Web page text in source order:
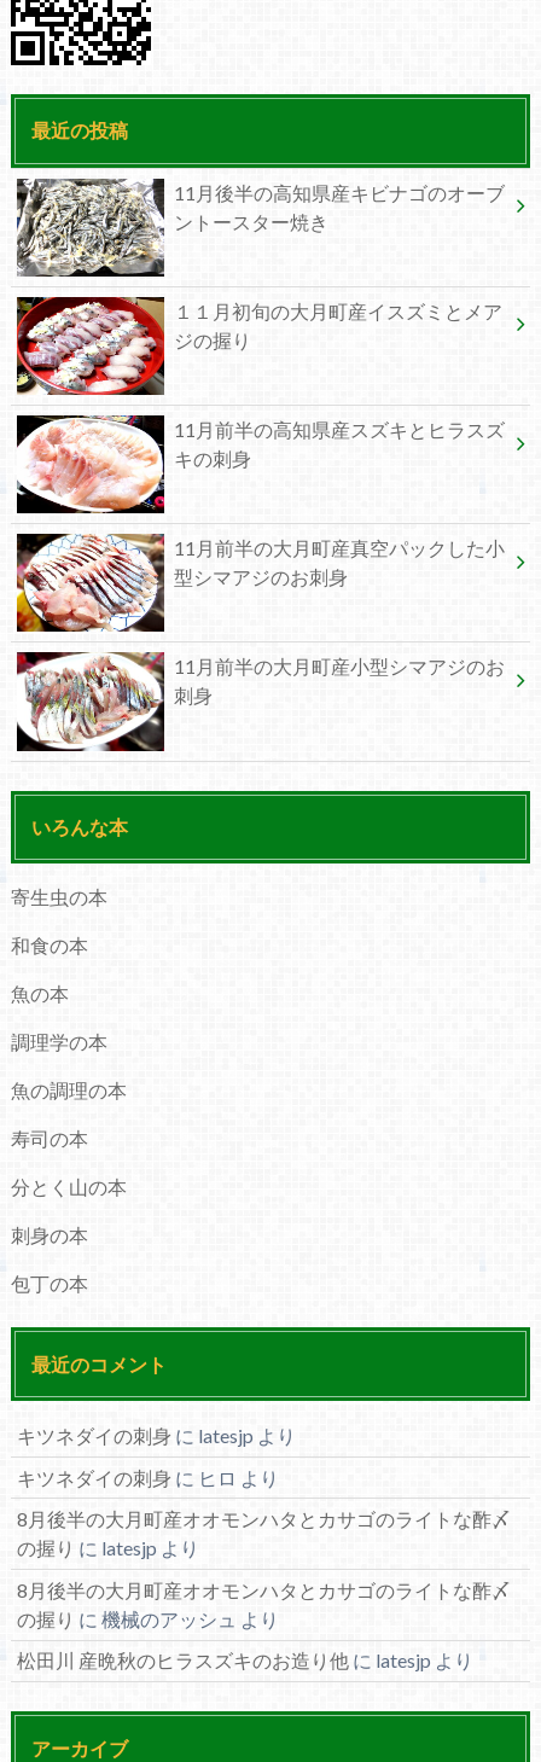
最近の投稿
11月後半の高知県産キビナゴのオーブ
ントースター焼き
１１月初旬の大月町産イスズミとメア
ジの握り
11月前半の高知県産スズキとヒラスズ
キの刺身
11月前半の大月町産真空パックした小
型シマアジのお刺身
11月前半の大月町産小型シマアジのお
刺身
いろんな本
寄生虫の本
和食の本
魚の本
調理学の本
魚の調理の本
寿司の本
分とく山の本
刺身の本
包丁の本
最近のコメント
キツネダイの刺身 に latesjp より
キツネダイの刺身 に ヒロ より
8月後半の大月町産オオモンハタとカサゴのライトな酢〆
の握り に latesjp より
8月後半の大月町産オオモンハタとカサゴのライトな酢〆
の握り に 機械のアッシュ より
松田川 産晩秋のヒラスズキのお造り他に latesjp より
アーカイブ